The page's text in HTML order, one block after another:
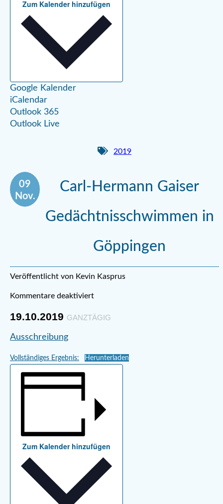
Zum Kalender hinzufügen
Google Kalender
iCalendar
Outlook 365
Outlook Live
2019
09
Nov.
Carl-Hermann Gaiser
Gedächtnisschwimmen in
Göppingen
Veröffentlicht von Kevin Kasprus
Kommentare deaktiviert
19.10.2019 GANZTÄGIG
Ausschreibung
Vollständiges Ergebnis: Herunterladen
Zum Kalender hinzufügen